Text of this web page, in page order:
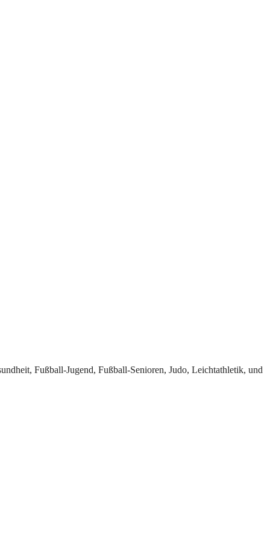
Fußball-Jugend, Fußball-Senioren, Judo, Leichtathletik, und